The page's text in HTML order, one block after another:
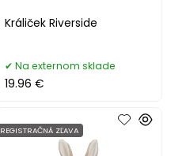
Králiček Riverside
Na externom sklade
19.96 €
REGISTRAČNÁ ZĽAVA